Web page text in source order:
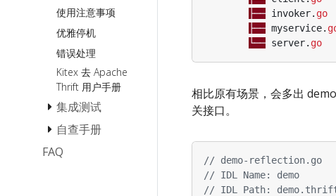
传输模块扩展
Transport
扩展
元信息传递扩展
诊断模块扩展
ServiceComb
Zookeeper
DNS
服务过滤
Zookeeper
Consul
使用注意事项
优雅停机
错误处理
Kitex 去 Apache
Thrift 用户手册
集成测试
如何 Mock
自查手册
FAQ
├── invoker. go
├── myservice.
└── server. go
相比原有场景，会多出
关接口。
// demo-reflection.go
// IDL Name: demo
// IDL Path: